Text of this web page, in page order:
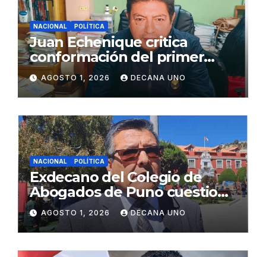
NACIONAL POLÍTICA
Juan Echenique critica
conformación del primer
gabinete ministerial de Keiko
Fujimori
AGOSTO 1, 2026 DECANA UNO
NACIONAL POLÍTICA
Exdecano del Colegio de
Abogados de Puno cuestiona
propuestas sobre seguridad
ciudadana
AGOSTO 1, 2026 DECANA UNO